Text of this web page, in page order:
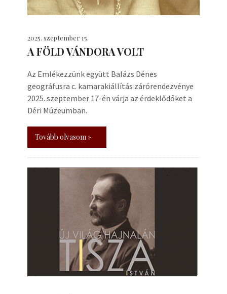
2025. szeptember 15.
A FÖLD VÁNDORA VOLT
Az Emlékezzünk együtt Balázs Dénes
geográfusra c. kamarakiállítás zárórendezvénye
2025. szeptember 17-én várja az érdeklődőket a
Déri Múzeumban.
Tovább olvasom »